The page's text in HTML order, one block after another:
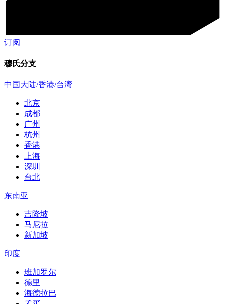
订阅
穆氏分支
中国大陆/香港/台湾
北京
成都
广州
杭州
香港
上海
深圳
台北
东南亚
吉隆坡
马尼拉
新加坡
印度
班加罗尔
德里
海德拉巴